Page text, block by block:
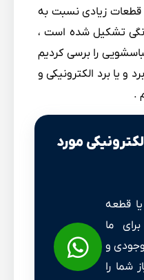
قطعات زیادی نسبت به
تشکیل شده است ،
را برسی کردیم
و یا برد الکترونیکی و
.
مورد
قطعه
ما
و
شما را